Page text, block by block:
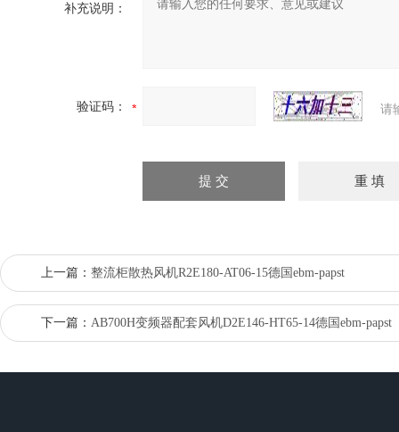
补充说明：
验证码： 请
上一篇： 整流柜散热风机R2E180-AT06-15德国ebm-papst
下一篇： AB700H变频器配套风机D2E146-HT65-14德国ebm-papst